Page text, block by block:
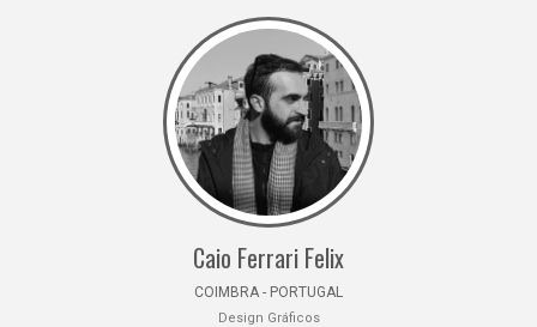
Caio Ferrari Felix
COIMBRA - PORTUGAL
Design Gráficos